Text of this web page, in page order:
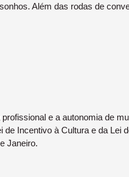
Além das rodas de
e a autonomia de
Incentivo à Cultura e da Lei
Janeiro.